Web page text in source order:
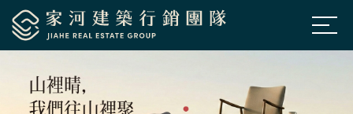
公司簡介 About Us
房市新訊 News